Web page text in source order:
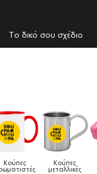
Το δικό σου σχέδιο
Δοχεία
φαγητού Τσάντες